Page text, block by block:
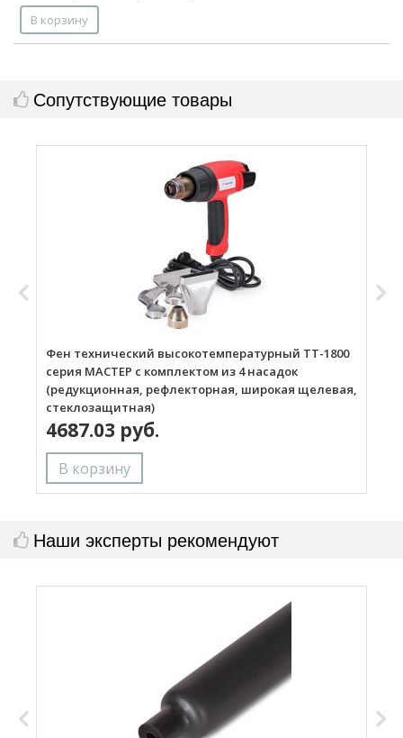
В корзину
Сопутствующие товары
Фен технический высокотемпературный ТТ-1800
серия МАСТЕР с комплектом из 4 насадок
(редукционная, рефлекторная, широкая щелевая,
стеклозащитная)
4687.03 руб.
Наши эксперты рекомендуют